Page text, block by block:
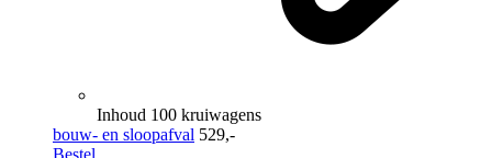
Inhoud 100 kruiwagens
bouw- en sloopafval 529,-